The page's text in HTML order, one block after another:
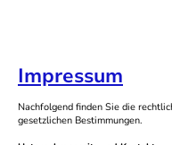
Impressum
Nachfolgend finden Sie die
gesetzlichen Bestimmungen.